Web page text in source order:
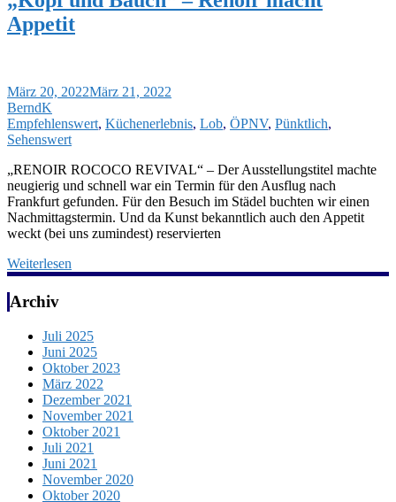
Appetit
März 20, 2022März 21, 2022
BerndK
Empfehlenswert, Küchenerlebnis, Lob, ÖPNV, Pünktlich,
Sehenswert
„RENOIR ROCOCO REVIVAL“ – Der Ausstellungstitel machte
neugierig und schnell war ein Termin für den Ausflug nach
Frankfurt gefunden. Für den Besuch im Städel buchten wir einen
Nachmittagstermin. Und da Kunst bekanntlich auch den Appetit
weckt (bei uns zumindest) reservierten
Weiterlesen
Archiv
Juli 2025
Juni 2025
Oktober 2023
März 2022
Dezember 2021
November 2021
Oktober 2021
Juli 2021
Juni 2021
November 2020
Oktober 2020